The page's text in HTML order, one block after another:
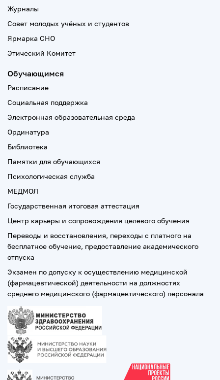
Журналы
Совет молодых учёных и студентов
Ярмарка СНО
Этический Комитет
Обучающимся
Расписание
Социальная поддержка
Электронная образовательная среда
Ординатура
Библиотека
Памятки для обучающихся
Психологическая служба
МЕДМОЛ
Государственная итоговая аттестация
Центр карьеры и сопровождения целевого обучения
Переводы и восстановления, переходы с платного на
бесплатное обучение, предоставление академического
отпуска
Экзамен по допуску к осуществлению медицинской
(фармацевтической) деятельности на должностях
среднего медицинского (фармацевтического) персонала